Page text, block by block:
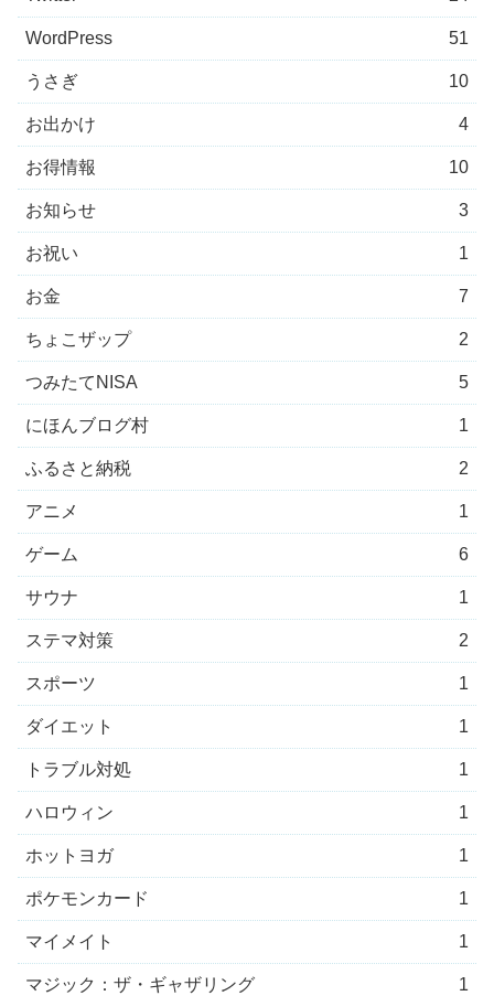
WordPress 51
うさぎ 10
お出かけ 4
お得情報 10
お知らせ 3
お祝い 1
お金 7
ちょこザップ 2
つみたてNISA 5
にほんブログ村 1
ふるさと納税 2
アニメ 1
ゲーム 6
サウナ 1
ステマ対策 2
スポーツ 1
ダイエット 1
トラブル対処 1
ハロウィン 1
ホットヨガ 1
ポケモンカード 1
マイメイト 1
マジック：ザ・ギャザリング 1